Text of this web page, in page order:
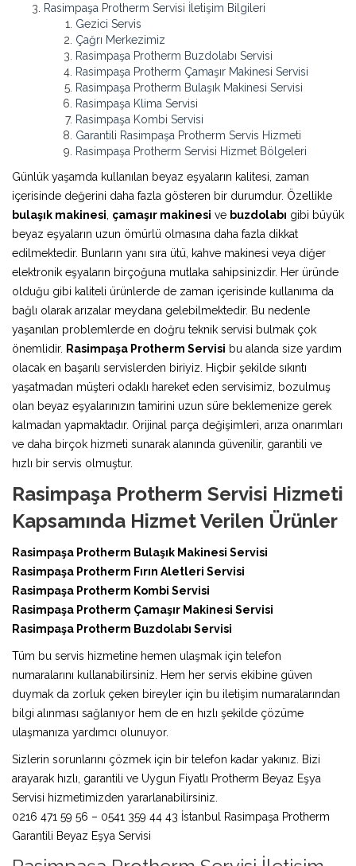
Rasimpaşa Protherm Servisi İletişim Bilgileri
Gezici Servis
Çağrı Merkezimiz
Rasimpaşa Protherm Buzdolabı Servisi
Rasimpaşa Protherm Çamaşır Makinesi Servisi
Rasimpaşa Protherm Bulaşık Makinesi Servisi
Rasimpaşa Klima Servisi
Rasimpaşa Kombi Servisi
Garantili Rasimpaşa Protherm Servis Hizmeti
Rasimpaşa Protherm Servisi Hizmet Bölgeleri
Günlük yaşamda kullanılan beyaz eşyaların kalitesi, zaman
içerisinde değerini daha fazla gösteren bir durumdur. Özellikle
bulaşık makinesi çamaşır makinesi ve buzdolabı gibi büyük
beyaz eşyaların uzun ömürlü olmasına daha fazla dikkat
edilmektedir. Bunların yanı sıra ütü, kahve makinesi veya diğer
elektronik eşyaların birçoğuna mutlaka sahipsinizdir. Her üründe
olduğu gibi kaliteli ürünlerde de zaman içerisinde kullanıma da
bağlı olarak arızalar meydana gelebilmektedir. Bu nedenle
yaşanılan problemlerde en doğru teknik servisi bulmak çok
önemlidir. Rasimpaşa Protherm Servisi bu alanda size yardım
olacak en başarılı servislerden biriyiz. Hiçbir şekilde sıkıntı
yaşatmadan müşteri odaklı hareket eden servisimiz, bozulmuş
olan beyaz eşyalarınızın tamirini uzun süre beklemenize gerek
kalmadan yapmaktadır. Orijinal parça değişimleri, arıza onarımları
ve daha birçok hizmeti sunarak alanında güvenilir, garantili ve
hızlı bir servis olmuştur.
Rasimpaşa Protherm Servisi Hizmeti
Kapsamında Hizmet Verilen Ürünler
Rasimpaşa Protherm Bulaşık Makinesi Servisi
Rasimpaşa Protherm Fırın Aletleri Servisi
Rasimpaşa Protherm Kombi Servisi
Rasimpaşa Protherm Çamaşır Makinesi Servisi
Rasimpaşa Protherm Buzdolabı Servisi
Tüm bu servis hizmetine hemen ulaşmak için telefon
numaralarını kullanabilirsiniz. Hem her servis ekibine güven
duymak da zorluk çeken bireyler için bu iletişim numaralarından
bilgi alınması sağlanıyor hem de en hızlı şekilde çözüme
ulaşmanıza yardımcı olunuyor.
Sizlerin sorunlarını çözmek için bir telefon kadar yakınız. Bizi
arayarak hızlı, garantili ve Uygun Fiyatlı Protherm Beyaz Eşya
Servisi hizmetimizden yararlanabilirsiniz.
0216 471 59 56 – 0541 359 44 43 İstanbul Rasimpaşa Protherm
Garantili Beyaz Eşya Servisi